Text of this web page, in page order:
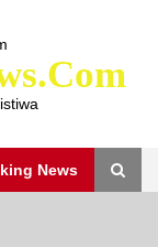
News